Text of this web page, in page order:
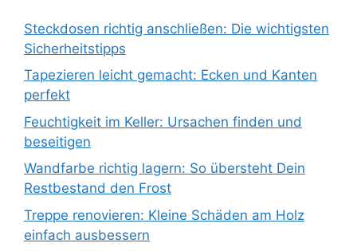
Steckdosen richtig anschließen: Die wichtigsten
Sicherheitstipps
Tapezieren leicht gemacht: Ecken und Kanten
perfekt
Feuchtigkeit im Keller: Ursachen finden und
beseitigen
Wandfarbe richtig lagern: So übersteht Dein
Restbestand den Frost
Treppe renovieren: Kleine Schäden am Holz
einfach ausbessern